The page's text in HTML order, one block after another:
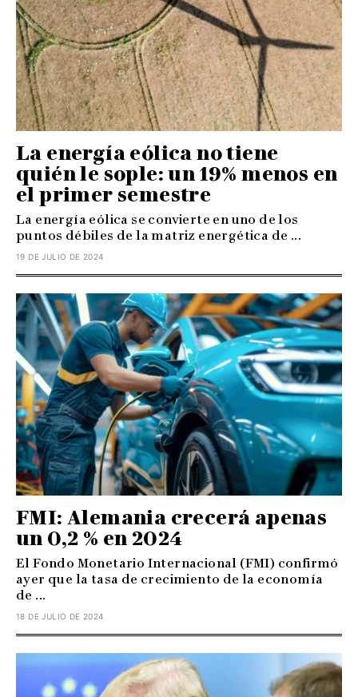
La energía eólica no tiene
quién le sople: un 19% menos en
el primer semestre
La energía eólica se convierte en uno de los
puntos débiles de la matriz energética de ...
19 DE JULIO DE 2024
FMI: Alemania crecerá apenas
un 0,2 % en 2024
El Fondo Monetario Internacional (FMI) confirmó
ayer que la tasa de crecimiento de la economía
de ...
18 DE JULIO DE 2024